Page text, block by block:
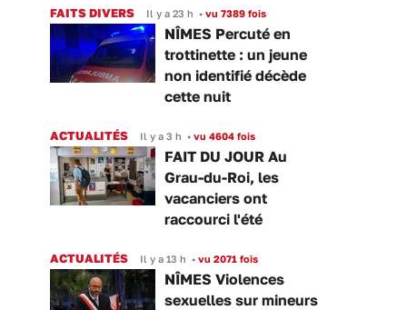
FAITS DIVERS Il y a 23 h • vu 7389 fois
NÎMES Percuté en
trottinette : un jeune
non identifié décède
cette nuit
ACTUALITÉS Il y a 3 h • vu 4604 fois
FAIT DU JOUR Au
Grau-du-Roi, les
vacanciers ont
raccourci l'été
ACTUALITÉS Il y a 13 h • vu 2071 fois
NÎMES Violences
sexuelles sur mineurs